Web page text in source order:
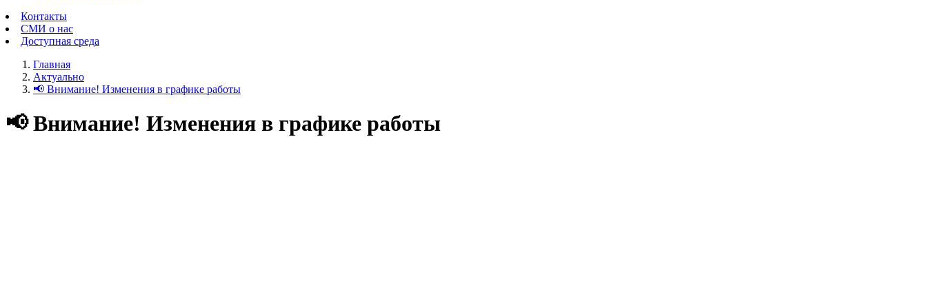
Контакты
СМИ о нас
Доступная среда
Главная
Актуально
📢 Внимание! Изменения в графике работы
📢 Внимание! Изменения в графике работы